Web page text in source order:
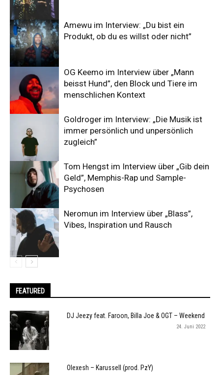
Amewu im Interview: „Du bist ein
Produkt, ob du es willst oder nicht”
OG Keemo im Interview über „Mann
beisst Hund”, den Block und Tiere im
menschlichen Kontext
Goldroger im Interview: „Die Musik ist
immer persönlich und unpersönlich
zugleich”
Tom Hengst im Interview über „Gib dein
Geld”, Memphis-Rap und Sample-
Psychosen
Neromun im Interview über „Blass”,
Vibes, Inspiration und Rausch
FEATURED
DJ Jeezy feat. Faroon, Billa Joe & OGT – Weekend
24. Juni 2022
Olexesh – Karussell (prod. PzY)